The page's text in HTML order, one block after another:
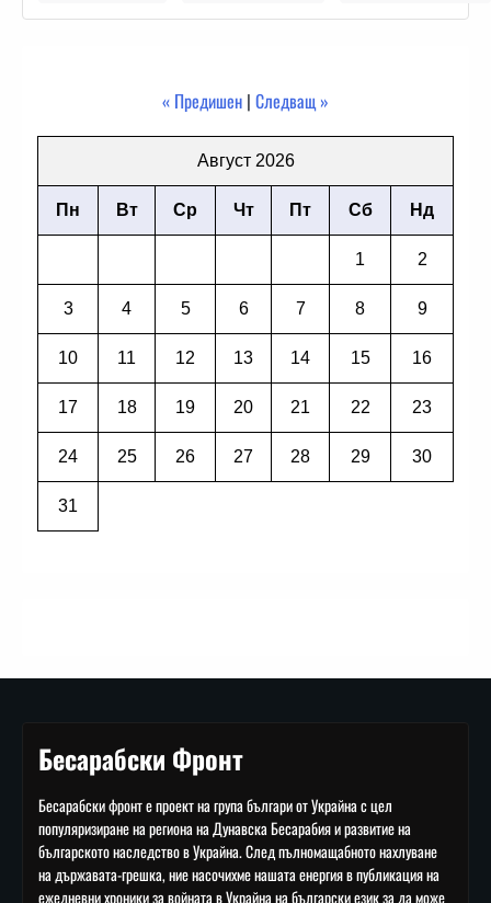
« Предишен | Следващ »
Август 2026
Пн Вт Ср Чт Пт Сб Нд
1 2
3 4 5 6 7 8 9
10 11 12 13 14 15 16
17 18 19 20 21 22 23
24 25 26 27 28 29 30
31
Бесарабски Фронт
Бесарабски фронт е проект на група българи от Украйна с цел
популяризиране на региона на Дунавска Бесарабия и развитие на
българското наследство в Украйна. След пълномащабното нахлуване
на държавата-грешка, ние насочихме нашата енергия в публикация на
ежедневни хроники за войната в Украйна на български език за да може